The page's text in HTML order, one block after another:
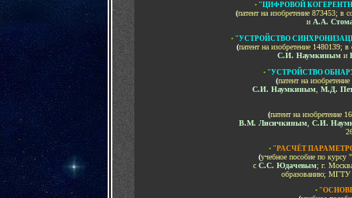
• "ЦИФРОВОЙ
(патент на изобретение 873453; в
и А.А.
• "УСТРОЙСТВО
(патент на изобретение 1480139; в
С.И. Наумкиным и
• "УСТРОЙСТВО
(патент на
С.И. Наумкиным, М.Д.
(патент на изобретение
В.М. Лисичкиным С.И.
• "РАСЧЁТ
(учебное пособие по курсу
с С.С. Юдачевым; г.
образованию; МГТУ
• "